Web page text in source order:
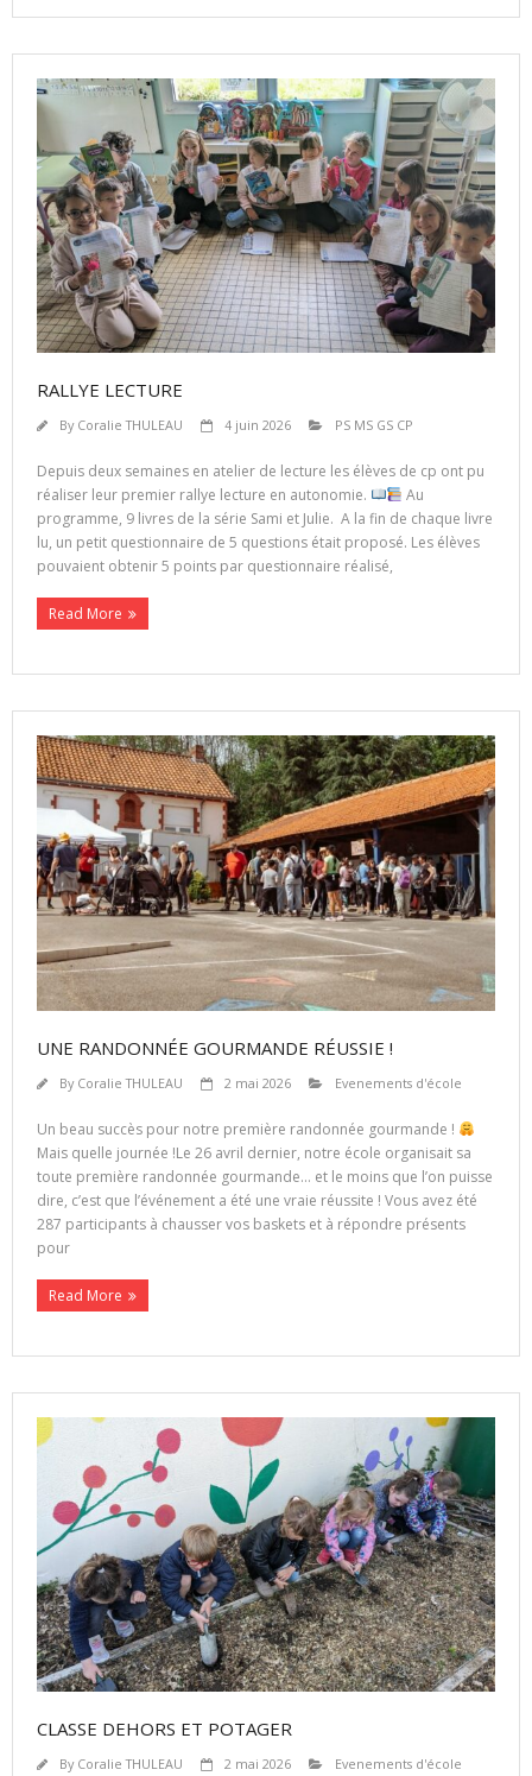
RALLYE LECTURE
By Coralie THULEAU 4 juin 2026 PS MS GS CP
Depuis deux semaines en atelier de lecture les élèves de cp ont pu
réaliser leur premier rallye lecture en autonomie.
Au
programme, 9 livres de la série Sami et Julie. A la fin de chaque livre
lu, un petit questionnaire de 5 questions était proposé. Les élèves
pouvaient obtenir 5 points par questionnaire réalisé,
Read More
UNE RANDONNÉE GOURMANDE RÉUSSIE !
By Coralie THULEAU 2 mai 2026 Evenements d'école
Un beau succès pour notre première randonnée gourmande !
Mais quelle journée !Le 26 avril dernier, notre école organisait sa
toute première randonnée gourmande… et le moins que l’on puisse
dire, c’est que l’événement a été une vraie réussite ! Vous avez été
287 participants à chausser vos baskets et à répondre présents
pour
Read More
CLASSE DEHORS ET POTAGER
By Coralie THULEAU 2 mai 2026 Evenements d'école